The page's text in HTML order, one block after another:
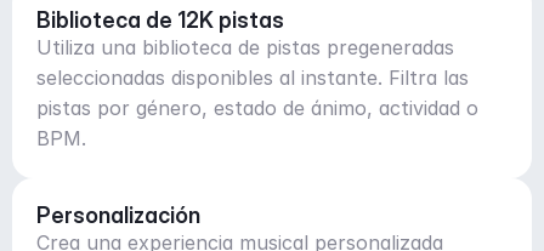
Biblioteca de 12K pistas
Utiliza una biblioteca de pistas pregeneradas
seleccionadas disponibles al instante. Filtra las
pistas por género, estado de ánimo, actividad o
BPM.
Personalización
Crea una experiencia musical personalizada